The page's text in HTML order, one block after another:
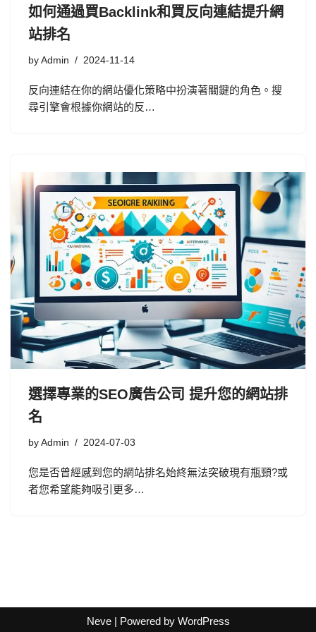
如何通過買Backlink和買反向連結提升網
站排名
by Admin 2024-11-14
反向連結在你的網站優化策略中扮演著關鍵的角色。搜
尋引擎會根據你網站的反…
選擇專業的SEO廣告公司 提升您的網站排
名
by Admin 2024-07-03
您是否曾經感到您的網站排名始終無法突破現有瓶頸?或
者您希望能夠吸引更多…
Neve| Powered by WordPress